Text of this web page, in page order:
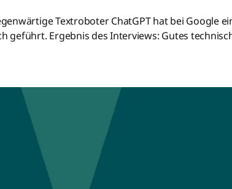
Textroboter ChatGPT hat bei Google
geführt. Ergebnis des Interviews: Gutes